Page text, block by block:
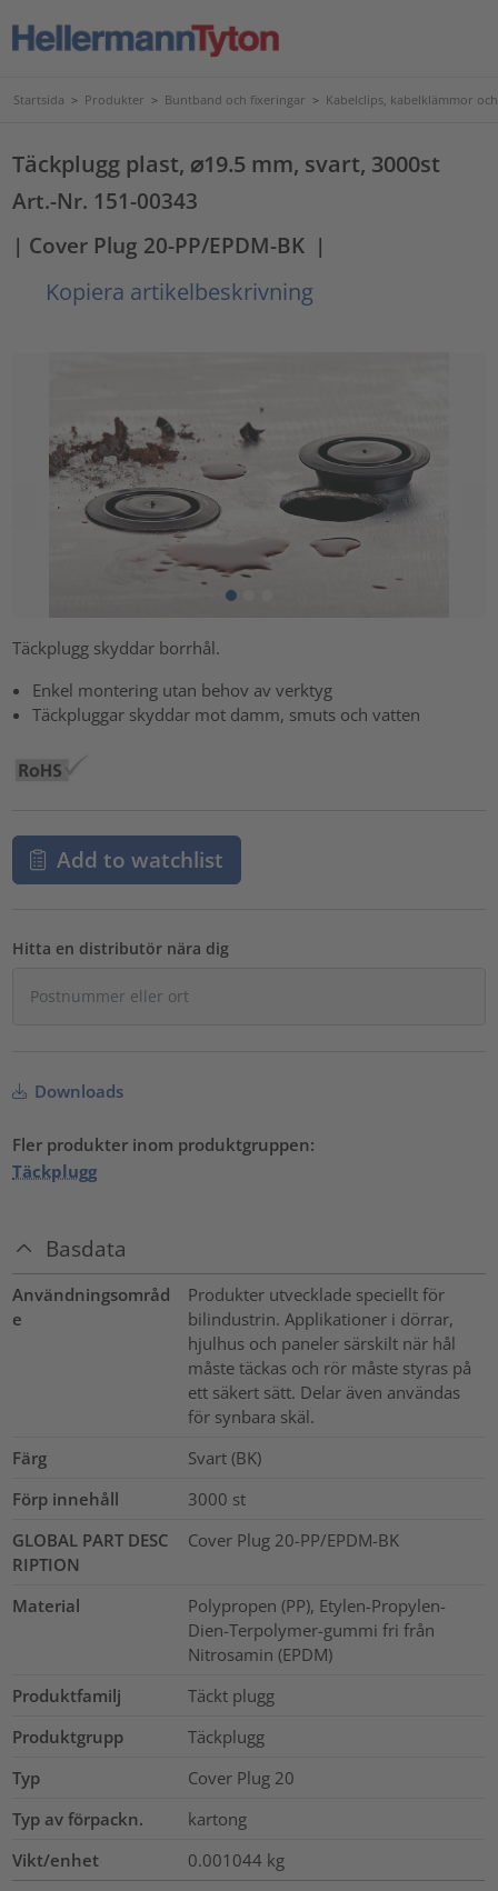
Startsida > Produkter > Buntband och fixeringar > Kabelclips, kabelklämmor
Täckplugg plast, ⌀19.5 mm, svart, 3000st
Art.-Nr. 151-00343
| Cover Plug 20-PP/EPDM-BK |
Kopiera artikelbeskrivning
Täckplugg skyddar borrhål.
Enkel montering utan behov av verktyg
Täckpluggar skyddar mot damm, smuts och vatten
Add to watchlist
Hitta en distributör nära dig
Downloads
Fler produkter inom produktgruppen:
Täckplugg
Basdata
Användningsområd
e
Produkter utvecklade speciellt för
bilindustrin. Applikationer i dörrar,
hjulhus och paneler särskilt när hål
måste täckas och rör måste styras på
ett säkert sätt. Delar även användas
för synbara skäl.
Färg
Svart (BK)
Förp innehåll
3000 st
GLOBAL PART DESC
RIPTION
Cover Plug 20-PP/EPDM-BK
Material
Polypropen (PP), Etylen-Propylen-
Dien-Terpolymer-gummi fri från
Nitrosamin (EPDM)
Produktfamilj
Täckt plugg
Produktgrupp
Täckplugg
Typ
Cover Plug 20
Typ av förpackn.
kartong
Vikt/enhet
0.001044 kg